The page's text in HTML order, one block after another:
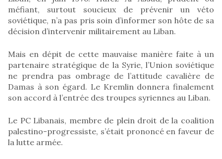
méfiant, surtout soucieux de prévenir un véto
soviétique, n’a pas pris soin d’informer son hôte de sa
décision d’intervenir militairement au Liban.
Mais en dépit de cette mauvaise manière faite à un
partenaire stratégique de la Syrie, l’Union soviétique
ne prendra pas ombrage de l’attitude cavalière de
Damas à son égard. Le Kremlin donnera finalement
son accord à l’entrée des troupes syriennes au Liban.
Le PC Libanais, membre de plein droit de la coalition
palestino-progressiste, s’était prononcé en faveur de
la lutte armée.